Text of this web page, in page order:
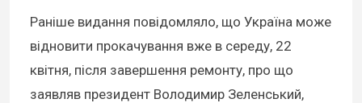
Раніше видання повідомляло, що Україна може
відновити прокачування вже в середу, 22
квітня, після завершення ремонту, про що
заявляв президент Володимир Зеленський,